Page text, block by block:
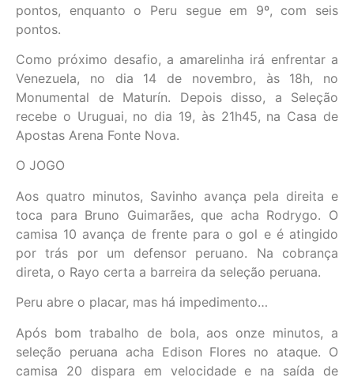
pontos, enquanto o Peru segue em 9º, com seis
pontos.
Como próximo desafio, a amarelinha irá enfrentar a
Venezuela, no dia 14 de novembro, às 18h, no
Monumental de Maturín. Depois disso, a Seleção
recebe o Uruguai, no dia 19, às 21h45, na Casa de
Apostas Arena Fonte Nova.
O JOGO
Aos quatro minutos, Savinho avança pela direita e
toca para Bruno Guimarães, que acha Rodrygo. O
camisa 10 avança de frente para o gol e é atingido
por trás por um defensor peruano. Na cobrança
direta, o Rayo certa a barreira da seleção peruana.
Peru abre o placar, mas há impedimento…
Após bom trabalho de bola, aos onze minutos, a
seleção peruana acha Edison Flores no ataque. O
camisa 20 dispara em velocidade e na saída de